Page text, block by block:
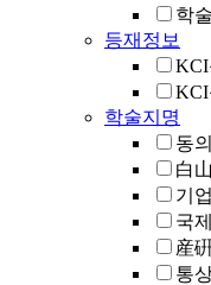
학
등재정보
KCI
KCI
학술지명
동
白
기
국
産
통